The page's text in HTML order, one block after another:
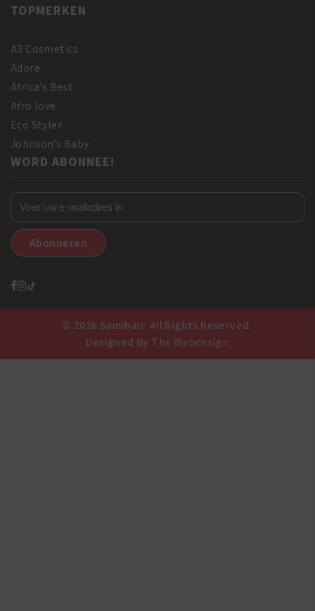
TOPMERKEN
A3 Cosmetics
Adore
Africa’s Best
Afro love
Eco Styler
Johnson’s Baby
WORD ABONNEE!
© 2026 Samihair. All Rights Reserved.
Designed By The Webdesign